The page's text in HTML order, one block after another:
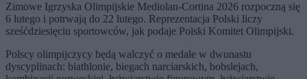
Zimowe Igrzyska Olimpijskie Mediolan-Cortina 2026 rozpoczną się
6 lutego i potrwają do 22 lutego. Reprezentacja Polski liczy
sześćdziesięciu sportowców, jak podaje Polski Komitet Olimpijski.
Polscy olimpijczycy będą walczyć o medale w dwunastu
dyscyplinach: biathlonie, biegach narciarskich, bobslejach,